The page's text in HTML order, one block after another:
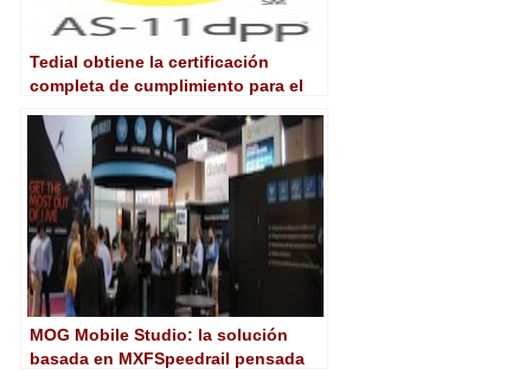
Tedial obtiene la certificación
completa de cumplimiento para el
MOG Mobile Studio: la solución
basada en MXFSpeedrail pensada